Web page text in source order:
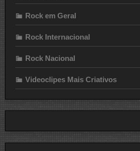
Rock em Geral
Rock Internacional
Rock Nacional
Videoclipes Mais Criativos